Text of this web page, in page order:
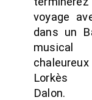
voyage
dans un
Lorkès
Dalon.